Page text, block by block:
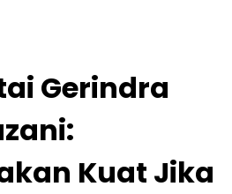
Gerindra
Kuat Jika